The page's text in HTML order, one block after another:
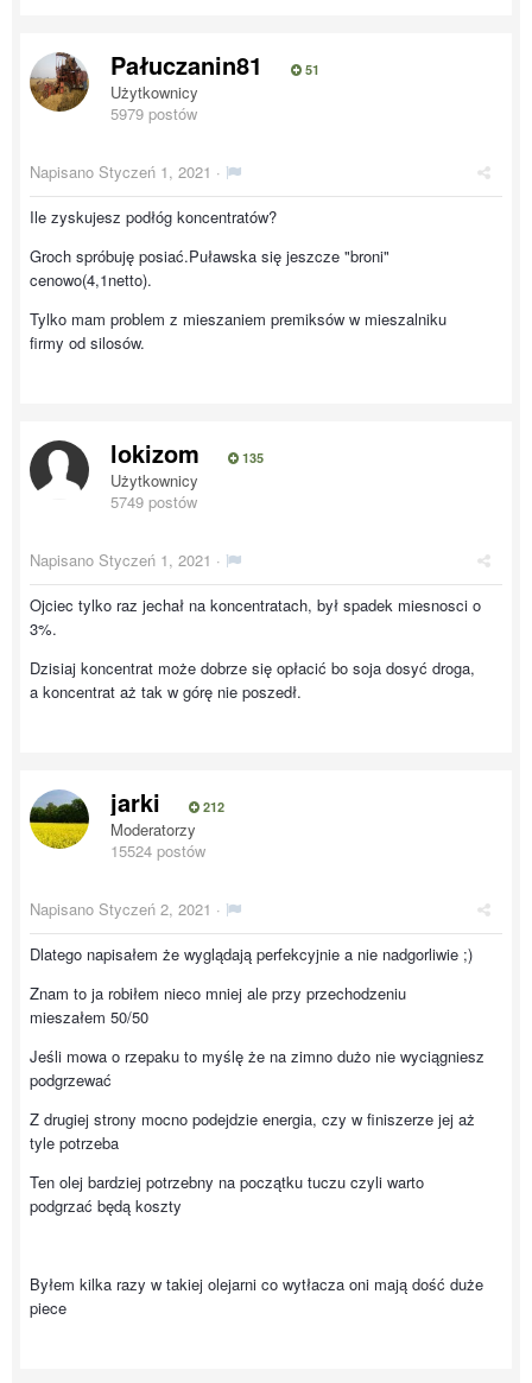
Pałuczanin81 51
Użytkownicy
5979 postów
Napisano Styczeń 1, 2021 ·
Ile zyskujesz podłóg koncentratów?
Groch spróbuję posiać.Puławska się jeszcze "broni"
cenowo(4,1netto).
Tylko mam problem z mieszaniem premiksów w mieszalniku
firmy od silosów.
lokizom 135
Użytkownicy
5749 postów
Napisano Styczeń 1, 2021 ·
Ojciec tylko raz jechał na koncentratach, był spadek miesnosci o
3%.
Dzisiaj koncentrat może dobrze się opłacić bo soja dosyć droga,
a koncentrat aż tak w górę nie poszedł.
jarki 212
Moderatorzy
15524 postów
Napisano Styczeń 2, 2021 ·
Dlatego napisałem że wyglądają perfekcyjnie a nie nadgorliwie ;)
Znam to ja robiłem nieco mniej ale przy przechodzeniu
mieszałem 50/50
Jeśli mowa o rzepaku to myślę że na zimno dużo nie wyciągniesz
podgrzewać
Z drugiej strony mocno podejdzie energia, czy w finiszerze jej aż
tyle potrzeba
Ten olej bardziej potrzebny na początku tuczu czyli warto
podgrzać będą koszty
Byłem kilka razy w takiej olejarni co wytłacza oni mają dość duże
piece